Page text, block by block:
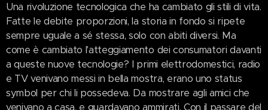
Una rivoluzione tecnologica che ha cambiato gli stili di vita.
Fatte le debite proporzioni, la storia in fondo si ripete
sempre uguale a sé stessa, solo con abiti diversi. Ma
come è cambiato l'atteggiamento dei consumatori davanti
a queste nuove tecnologie? I primi elettrodomestici, radio
e TV venivano messi in bella mostra, erano uno status
symbol per chi li possedeva. Da mostrare agli amici che